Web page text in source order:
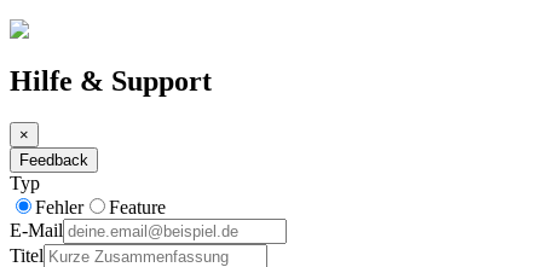
Hilfe & Support
×
Feedback
Typ
Fehler
Feature
E-Mail
Titel